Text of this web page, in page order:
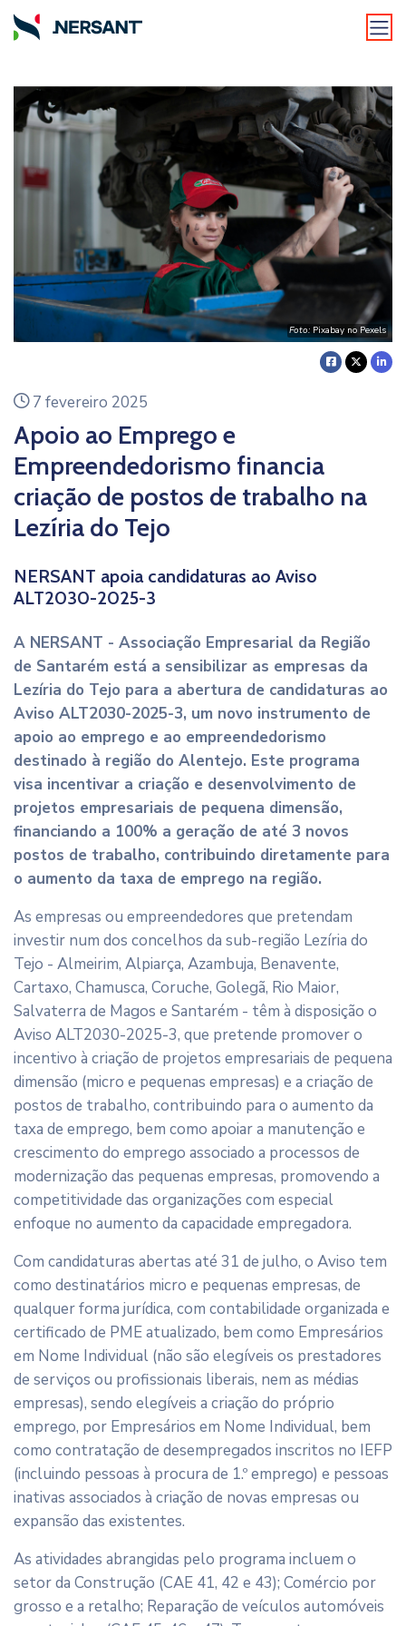
Foto: Pixabay no Pexels
7 fevereiro 2025
Apoio ao Emprego e
Empreendedorismo financia
criação de postos de trabalho na
Lezíria do Tejo
NERSANT apoia candidaturas ao Aviso
ALT2030-2025-3
A NERSANT - Associação Empresarial da Região
de Santarém está a sensibilizar as empresas da
Lezíria do Tejo para a abertura de candidaturas ao
Aviso ALT2030-2025-3, um novo instrumento de
apoio ao emprego e ao empreendedorismo
destinado à região do Alentejo. Este programa
visa incentivar a criação e desenvolvimento de
projetos empresariais de pequena dimensão,
financiando a 100% a geração de até 3 novos
postos de trabalho, contribuindo diretamente para
o aumento da taxa de emprego na região.
As empresas ou empreendedores que pretendam
investir num dos concelhos da sub-região Lezíria do
Tejo - Almeirim, Alpiarça, Azambuja, Benavente,
Cartaxo, Chamusca, Coruche, Golegã, Rio Maior,
Salvaterra de Magos e Santarém - têm à disposição o
Aviso ALT2030-2025-3, que pretende promover o
incentivo à criação de projetos empresariais de pequena
dimensão (micro e pequenas empresas) e a criação de
postos de trabalho, contribuindo para o aumento da
taxa de emprego, bem como apoiar a manutenção e
crescimento do emprego associado a processos de
modernização das pequenas empresas, promovendo a
competitividade das organizações com especial
enfoque no aumento da capacidade empregadora.
Com candidaturas abertas até 31 de julho, o Aviso tem
como destinatários micro e pequenas empresas, de
qualquer forma jurídica, com contabilidade organizada e
certificado de PME atualizado, bem como Empresários
em Nome Individual (não são elegíveis os prestadores
de serviços ou profissionais liberais, nem as médias
empresas), sendo elegíveis a criação do próprio
emprego, por Empresários em Nome Individual, bem
como contratação de desempregados inscritos no IEFP
(incluindo pessoas à procura de 1.º emprego) e pessoas
inativas associados à criação de novas empresas ou
expansão das existentes.
As atividades abrangidas pelo programa incluem o
setor da Construção (CAE 41, 42 e 43); Comércio por
grosso e a retalho; Reparação de veículos automóveis